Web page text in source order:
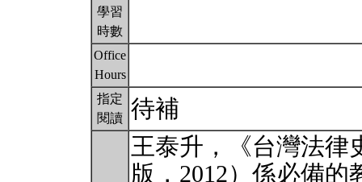
學習
時數
Office
Hours
指定
閱讀 待補
王泰升，《台灣法律
版，2012）係必備